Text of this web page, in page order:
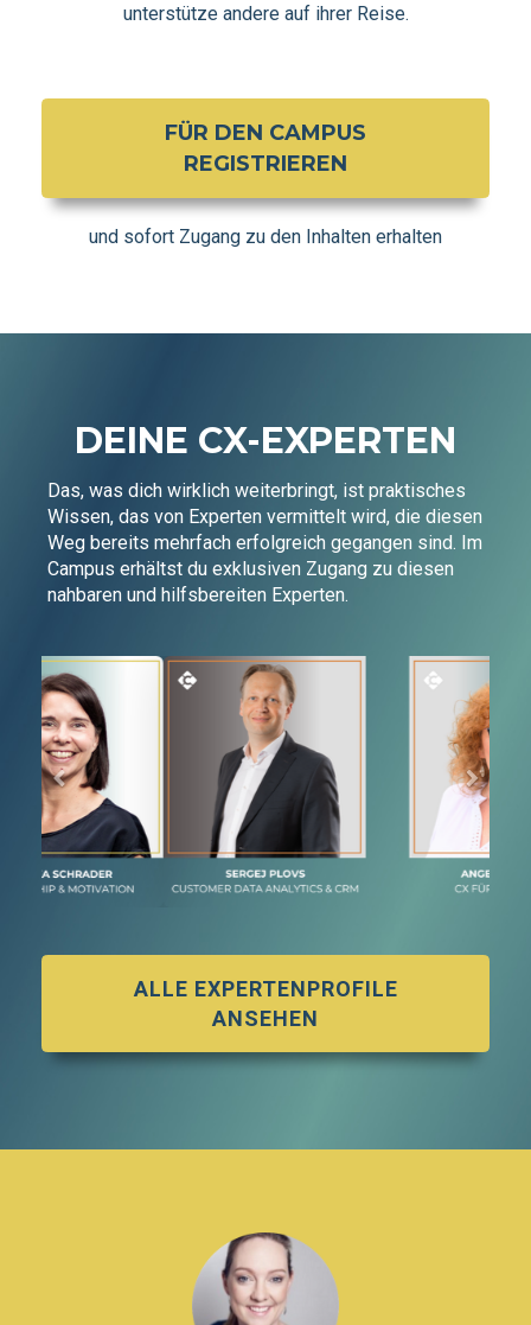
unterstütze andere auf ihrer Reise.
FÜR DEN CAMPUS
REGISTRIEREN
und sofort Zugang zu den Inhalten erhalten
DEINE CX-EXPERTEN
Das, was dich wirklich weiterbringt, ist praktisches
Wissen, das von Experten vermittelt wird, die diesen
Weg bereits mehrfach erfolgreich gegangen sind. Im
Campus erhältst du exklusiven Zugang zu diesen
nahbaren und hilfsbereiten Experten.
Vorherige Nächste
ALLE EXPERTENPROFILE
ANSEHEN